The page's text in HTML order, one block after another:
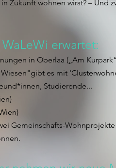
Zukunft wohnen wirst? – Und
erwartet:
in Oberlaa („Am
es mit
Studierende...
Gemeinschafts-